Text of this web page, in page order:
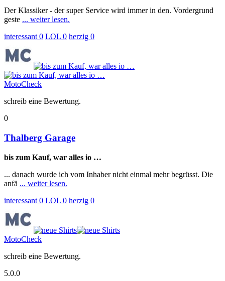
Der Klassiker - der super Service wird immer in den. Vordergrund
geste ... weiter lesen.
interessant 0 LOL 0 herzig 0
MotoCheck
schreib eine Bewertung.
0
Thalberg Garage
bis zum Kauf, war alles io …
... danach wurde ich vom Inhaber nicht einmal mehr begrüsst. Die
anfä ... weiter lesen.
interessant 0 LOL 0 herzig 0
MotoCheck
schreib eine Bewertung.
5.0.0